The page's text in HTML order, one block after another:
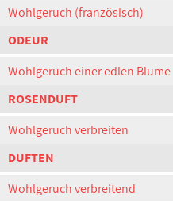
Wohlgeruch (französisch)
ODEUR
Wohlgeruch einer edlen Blume
ROSENDUFT
Wohlgeruch verbreiten
DUFTEN
Wohlgeruch verbreitend